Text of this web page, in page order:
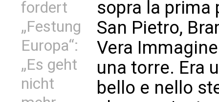
fordert
„Festung
Europa“:
„Es geht
nicht
sopra la prima
San Pietro,
Vera
una torre. Era
bello e nello